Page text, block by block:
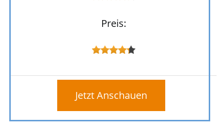
Preis:
Jetzt Anschauen